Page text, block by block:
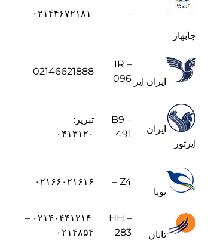
چابهار
–
ایران ایر
IR –
096
02146621888
ایران
ایرتور
B9 –
491
تبریز:
۰۴۱۳۱۲۰
پویا
Z4 – ۰۲۱۶۶۰۲۱۶۱۶
تابان
HH –
283
۰۲۱۴۰۴۴۱۲۱۴ –
۰۲۱۴۸۵۴